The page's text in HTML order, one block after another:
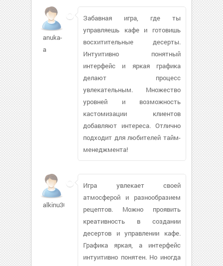
anuka-
a
Забавная игра, где ты
управляешь кафе и готовишь
восхитительные десерты.
Интуитивно понятный
интерфейс и яркая графика
делают процесс
увлекательным. Множество
уровней и возможность
кастомизации клиентов
добавляют интереса. Отлично
подходит для любителей тайм-
менеджмента!
alkinu306
Игра увлекает своей
атмосферой и разнообразием
рецептов. Можно проявить
креативность в создании
десертов и управлении кафе.
Графика яркая, а интерфейс
интуитивно понятен. Но иногда